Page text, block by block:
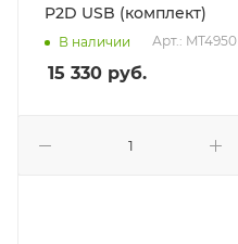
P2D USB (комплект)
В наличии Арт.: MT4950
15 330 руб.